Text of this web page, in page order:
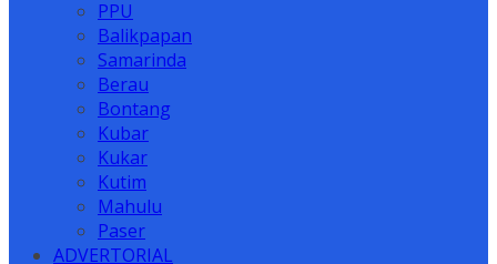
PPU
Balikpapan
Samarinda
Berau
Bontang
Kubar
Kukar
Kutim
Mahulu
Paser
ADVERTORIAL